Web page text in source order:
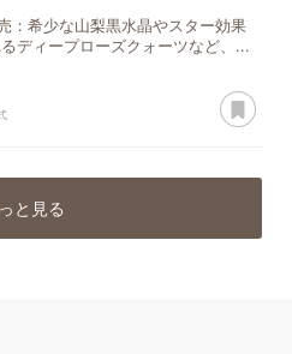
：希少な山梨黒水晶やスター効果
ディープローズクォーツなど、...
と見る